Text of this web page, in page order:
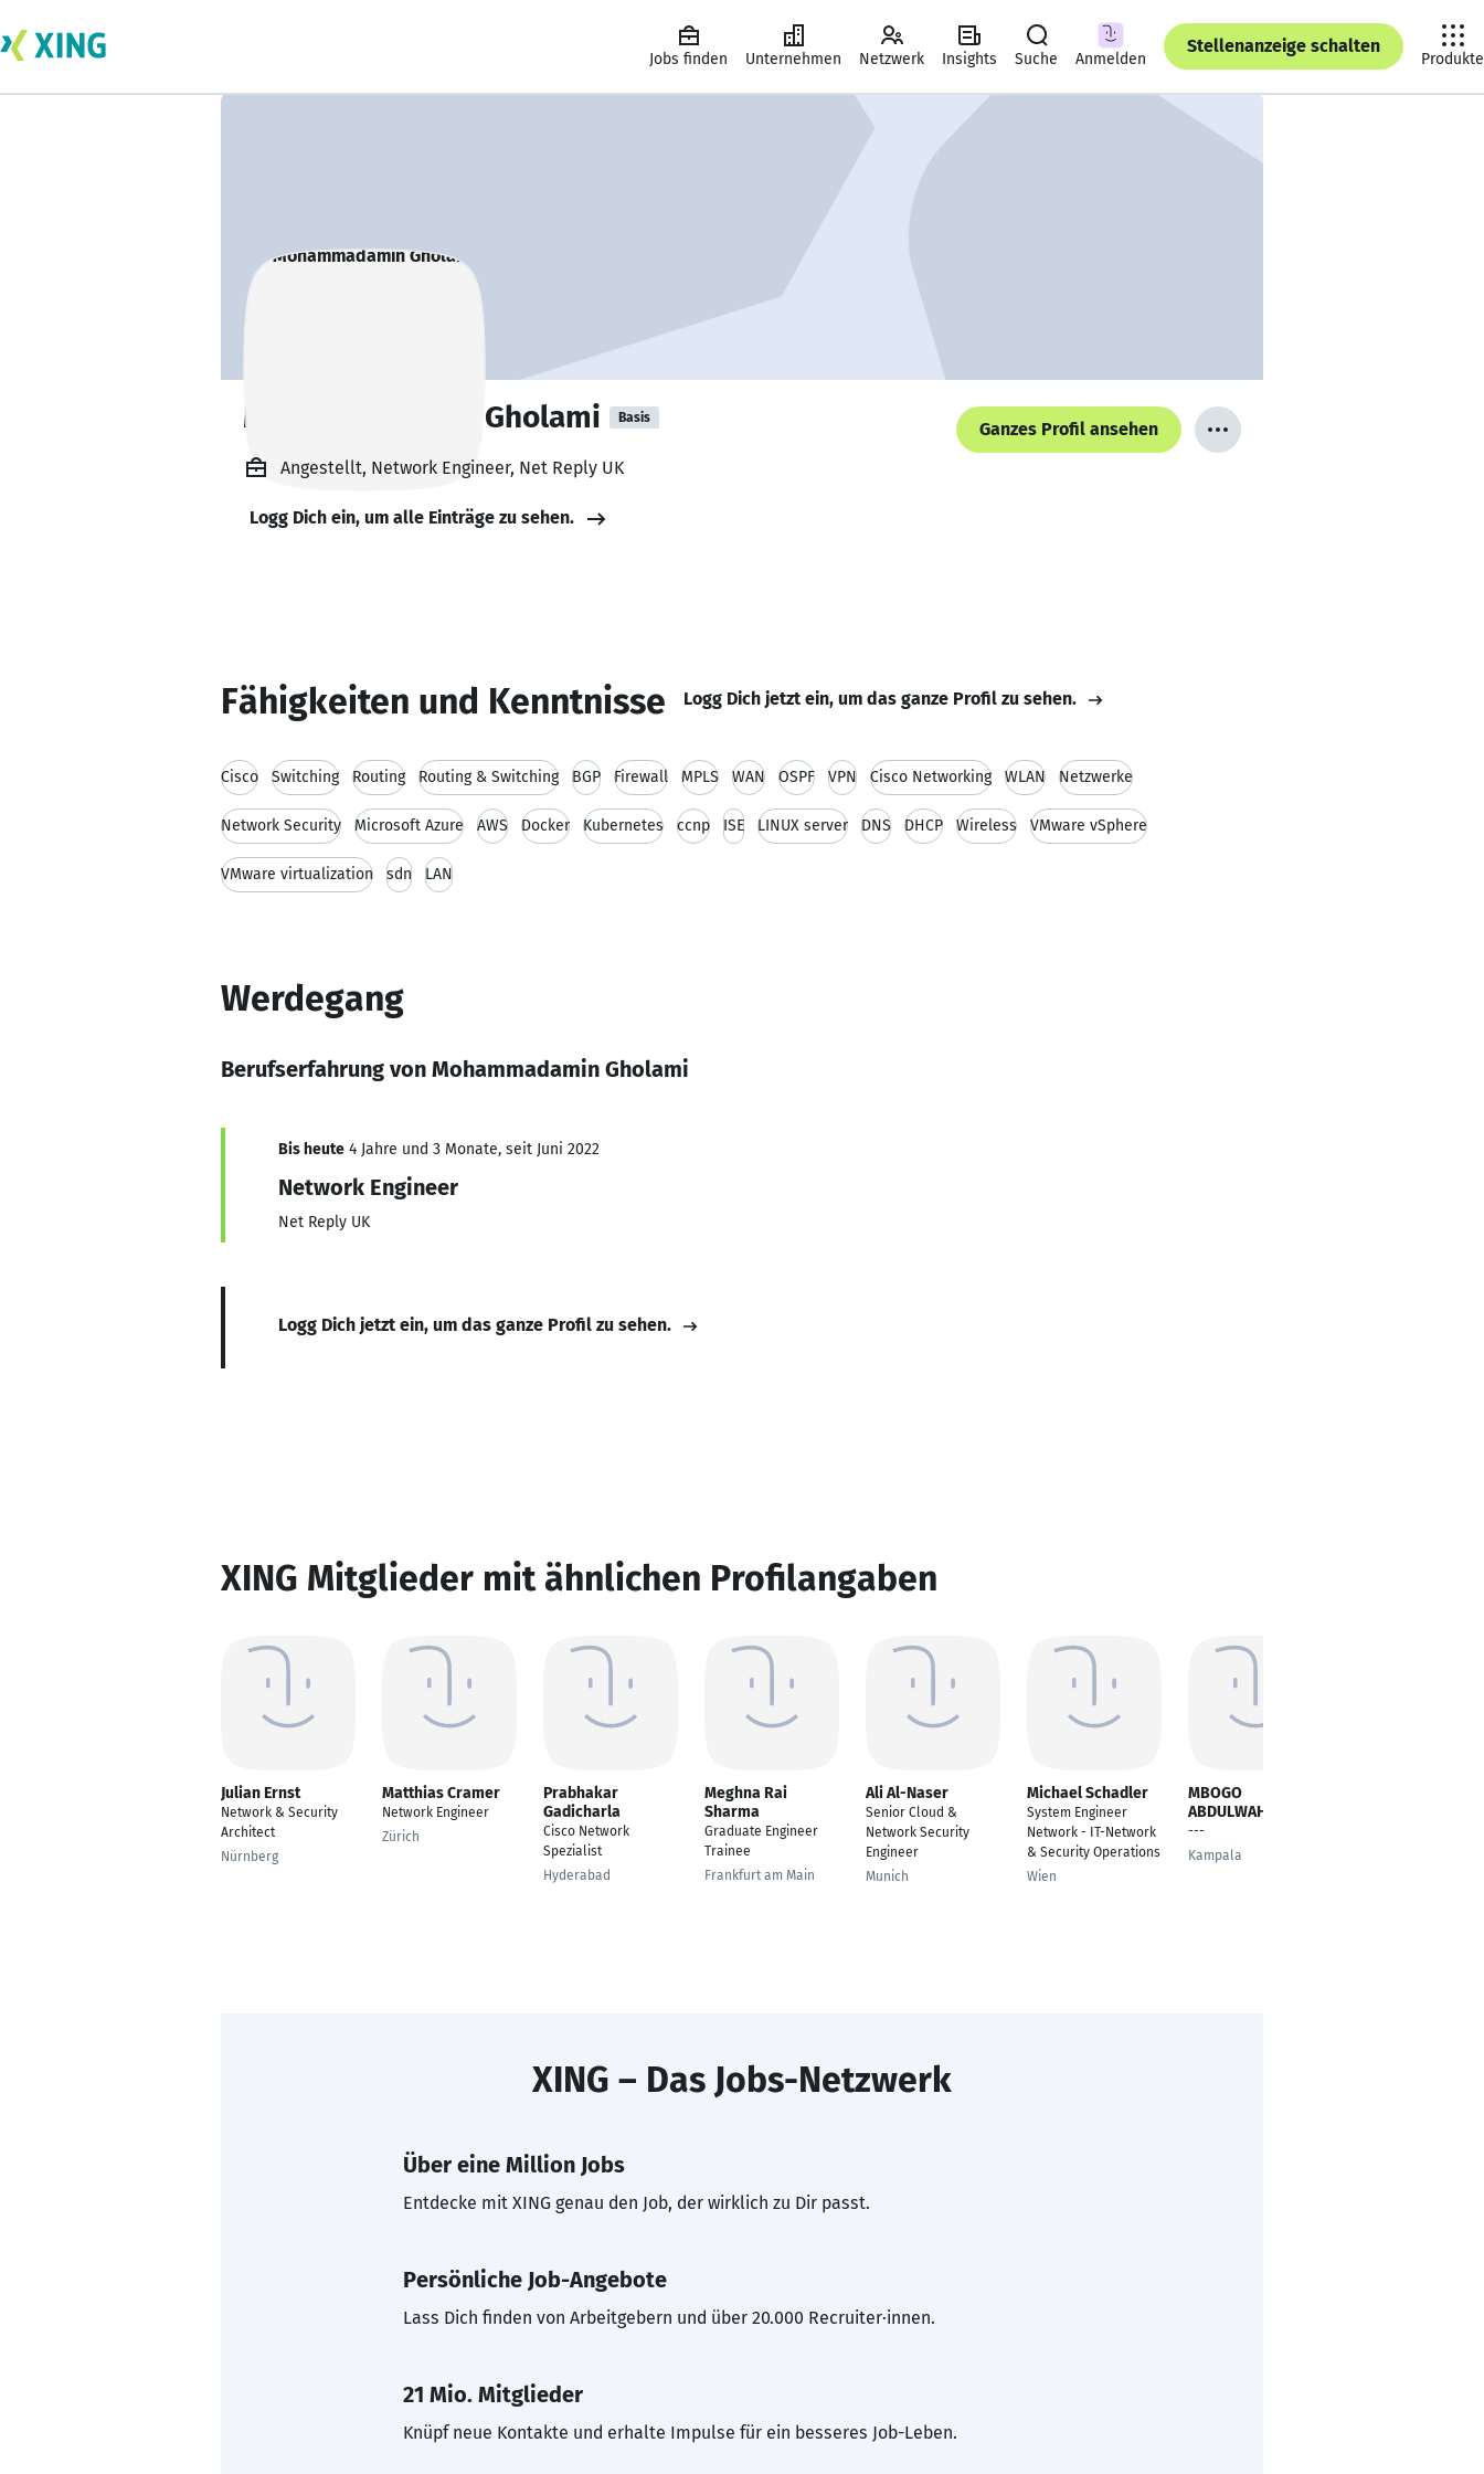
Jobs finden Unternehmen Netzwerk Insights Suche Anmelden
Stellenanzeige schalten
Produkte
Mohammadamin Gholami Basis
Ganzes Profil ansehen
Angestellt, Network Engineer, Net Reply UK
Logg Dich ein, um alle Einträge zu sehen.
Fähigkeiten und Kenntnisse Logg Dich jetzt ein, um das ganze Profil zu sehen.
Cisco Switching Routing Routing & Switching BGP Firewall MPLS WAN OSPF VPN Cisco Networking WLAN Netzwerke
Network Security Microsoft Azure AWS Docker Kubernetes ccnp ISE LINUX server DNS DHCP Wireless VMware vSphere
VMware virtualization sdn LAN
Werdegang
Berufserfahrung von Mohammadamin Gholami
Bis heute 4 Jahre und 3 Monate, seit Juni 2022
Network Engineer
Net Reply UK
Logg Dich jetzt ein, um das ganze Profil zu sehen.
XING Mitglieder mit ähnlichen Profilangaben
Julian Ernst
Network & Security
Architect
Nürnberg
Matthias Cramer
Network Engineer
Zürich
Prabhakar
Gadicharla
Cisco Network
Spezialist
Hyderabad
Meghna Rai
Sharma
Graduate Engineer
Trainee
Frankfurt am Main
Ali Al-Naser
Senior Cloud &
Network Security
Engineer
Munich
Michael Schadler
System Engineer
Network - IT-Network
& Security Operations
Wien
MBOGO
ABDULWAHABU
---
Kampala
XING – Das Jobs-Netzwerk
Über eine Million Jobs
Entdecke mit XING genau den Job, der wirklich zu Dir passt.
Persönliche Job-Angebote
Lass Dich finden von Arbeitgebern und über 20.000 Recruiter·innen.
21 Mio. Mitglieder
Knüpf neue Kontakte und erhalte Impulse für ein besseres Job-Leben.